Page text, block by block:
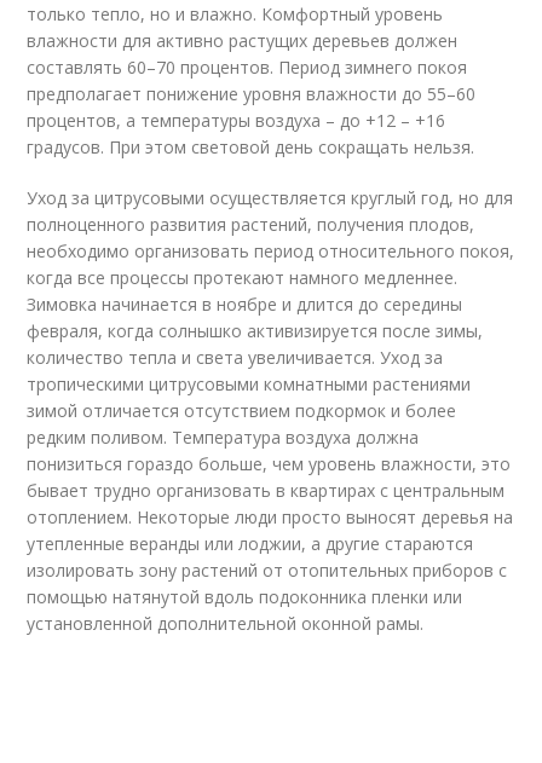
только тепло, но и влажно. Комфортный уровень
влажности для активно растущих деревьев должен
составлять 60–70 процентов. Период зимнего покоя
предполагает понижение уровня влажности до 55–60
процентов, а температуры воздуха – до +12 – +16
градусов. При этом световой день сокращать нельзя.
Уход за цитрусовыми осуществляется круглый год, но для
полноценного развития растений, получения плодов,
необходимо организовать период относительного покоя,
когда все процессы протекают намного медленнее.
Зимовка начинается в ноябре и длится до середины
февраля, когда солнышко активизируется после зимы,
количество тепла и света увеличивается. Уход за
тропическими цитрусовыми комнатными растениями
зимой отличается отсутствием подкормок и более
редким поливом. Температура воздуха должна
понизиться гораздо больше, чем уровень влажности, это
бывает трудно организовать в квартирах с центральным
отоплением. Некоторые люди просто выносят деревья на
утепленные веранды или лоджии, а другие стараются
изолировать зону растений от отопительных приборов с
помощью натянутой вдоль подоконника пленки или
установленной дополнительной оконной рамы.